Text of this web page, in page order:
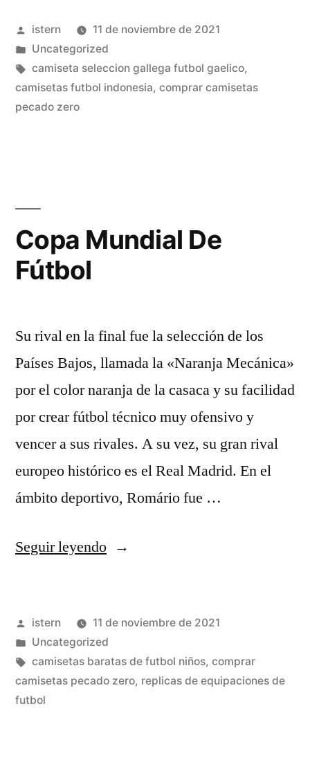
(2021),
«A
New
Publicado
por
istern
11 de noviembre de 2021
Publicado
en
Uncategorized
Etiquetas:
camiseta seleccion gallega futbol gaelico,
camisetas futbol indonesia, comprar camisetas
pecado zero
Copa Mundial De
Fútbol
Su rival en la final fue la selección de los
Países Bajos, llamada la «Naranja Mecánica»
por el color naranja de la casaca y su facilidad
por crear fútbol técnico muy ofensivo y
vencer a sus rivales. A su vez, su gran rival
europeo histórico es el Real Madrid. En el
ámbito deportivo, Romário fue …
Seguir leyendo«Copa
Fútbol»
Publicado
por
istern
11 de noviembre de 2021
Publicado
en
Uncategorized
Etiquetas:
camisetas baratas de futbol niños, comprar
camisetas pecado zero, replicas de equipaciones de
futbol